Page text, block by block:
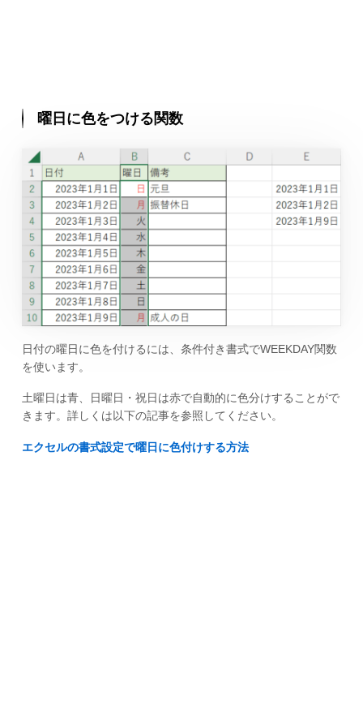
曜日に色をつける関数
日付の曜日に色を付けるには、条件付き書式でWEEKDAY関数
を使います。
土曜日は青、日曜日・祝日は赤で自動的に色分けすることがで
きます。詳しくは以下の記事を参照してください。
エクセルの書式設定で曜日に色付けする方法